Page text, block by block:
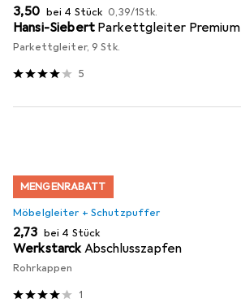
EUR
3,50 bei 4 Stück EUR
0,39/1Stk.
Hansi-Siebert Parkettgleiter Premium
Parkettgleiter, 9 Stk.
5
MENGENRABATT
Möbelgleiter + Schutzpuffer
EUR
2,73 bei 4 Stück
WerkstarckAbschlusszapfen
Rohrkappen
1